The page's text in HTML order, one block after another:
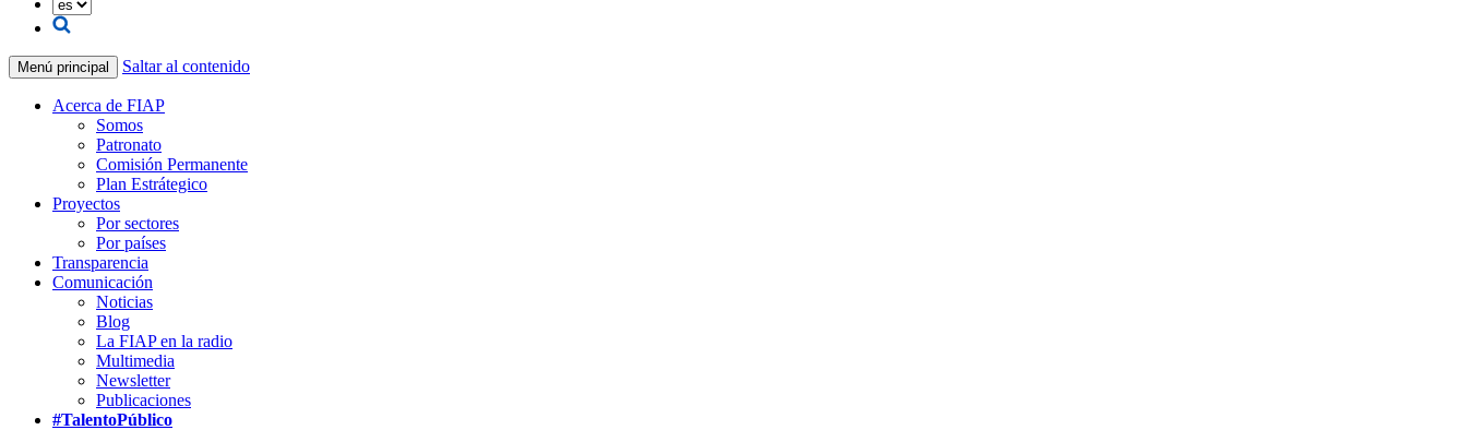
Menú principal Saltar al contenido
Acerca de FIAP
Somos
Patronato
Comisión Permanente
Plan Estrátegico
Proyectos
Por sectores
Por países
Transparencia
Comunicación
Noticias
Blog
La FIAP en la radio
Multimedia
Newsletter
Publicaciones
#TalentoPúblico